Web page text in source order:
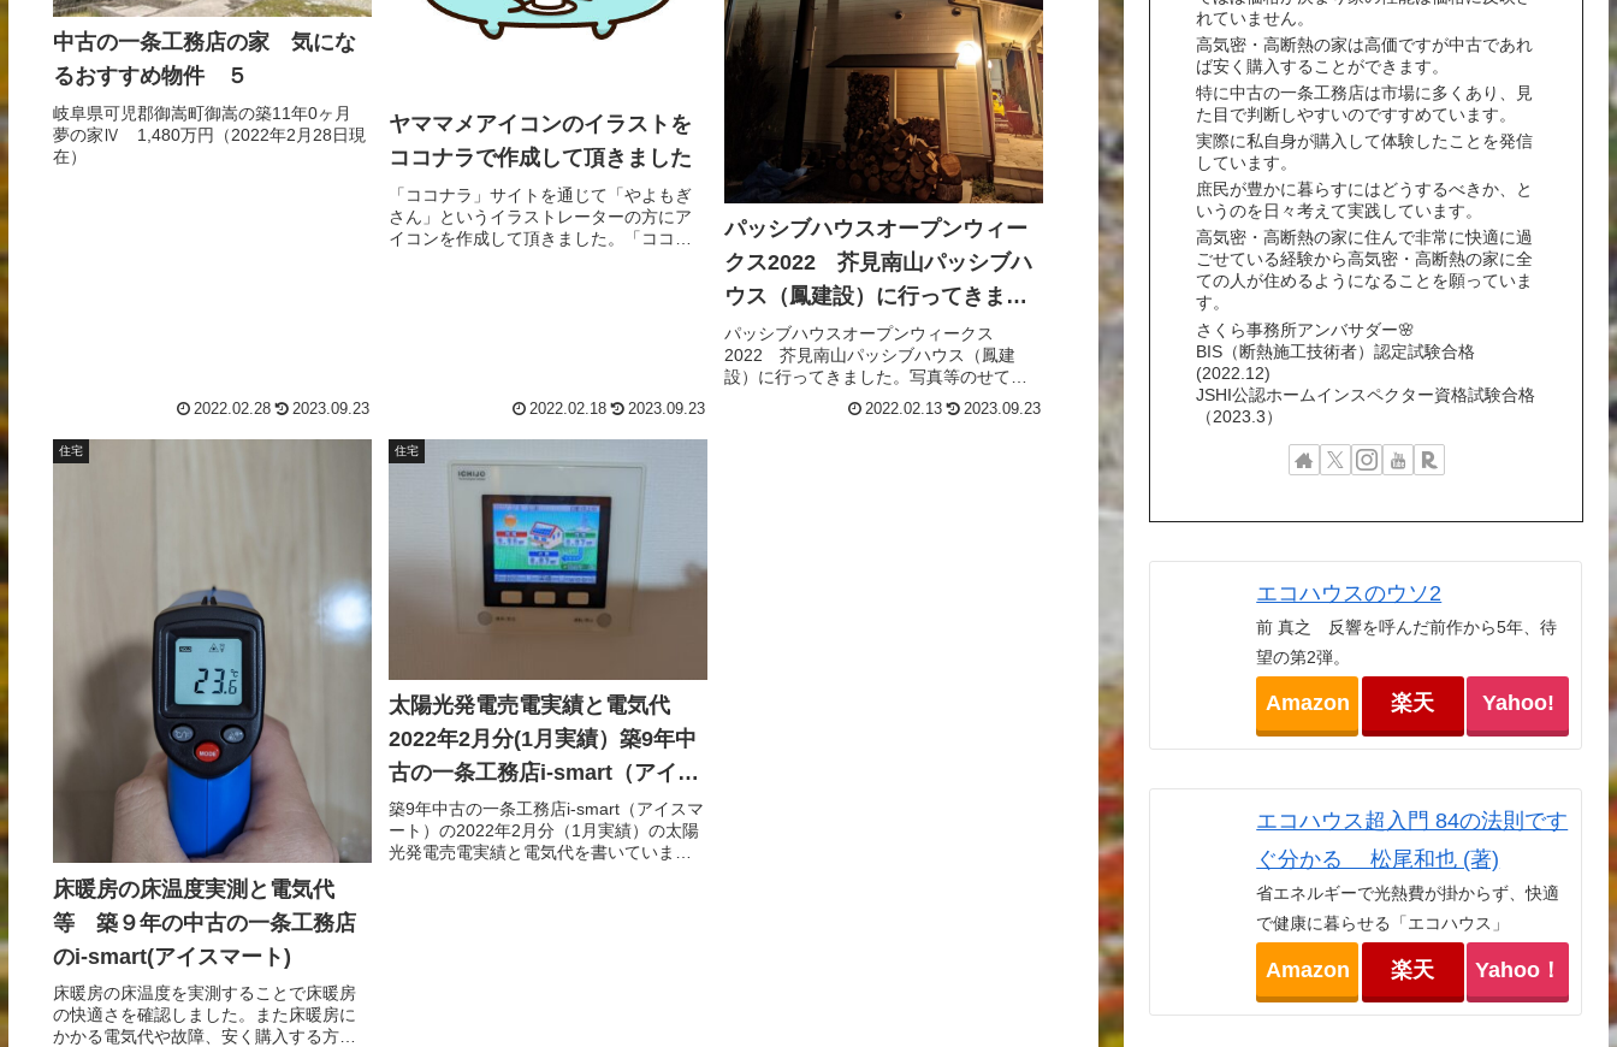
中古の一条工務店の家 気にな
るおすすめ物件 ５
岐阜県可児郡御嵩町御嵩の築11年0ヶ月
夢の家Ⅳ 1,480万円（2022年2月28日現
在）
2022.02.28 2023.09.23
ヤママメアイコンのイラストを
ココナラで作成して頂きました
「ココナラ」サイトを通じて「やよもぎ
さん」というイラストレーターの方にア
イコンを作成して頂きました。「ココナ
2022.02.18 2023.09.23
パッシブハウスオープンウィー
クス2022 芥見南山パッシブハ
ウス（鳳建設）に行ってきまし
た
パッシブハウスオープンウィークス
2022 芥見南山パッシブハウス（鳳建
設）に行ってきました。写真等のせてい
2022.02.13 2023.09.23
住宅
床暖房の床温度実測と電気代
等 築９年の中古の一条工務店
のi-smart(アイスマート)
床暖房の床温度を実測することで床暖房
の快適さを確認しました。また床暖房に
かかる電気代や故障、安く購入する方法
住宅
太陽光発電売電実績と電気代
2022年2月分(1月実績）築9年中
古の一条工務店i-smart（アイス
マート）
築9年中古の一条工務店i-smart（アイスマ
ート）の2022年2月分（1月実績）の太陽
光発電売電実績と電気代を書いていま
れていません。
高気密・高断熱の家は高価ですが中古であれ
ば安く購入することができます。
特に中古の一条工務店は市場に多くあり、見
た目で判断しやすいのですすめています。
実際に私自身が購入して体験したことを発信
しています。
庶民が豊かに暮らすにはどうするべきか、と
いうのを日々考えて実践しています。
高気密・高断熱の家に住んで非常に快適に過
ごせている経験から高気密・高断熱の家に全
ての人が住めるようになることを願っていま
す。
さくら事務所アンバサダー🌸
BIS（断熱施工技術者）認定試験合格
(2022.12)
JSHI公認ホームインスペクター資格試験合格
（2023.3）
エコハウスのウソ2
前 真之 反響を呼んだ前作から5年、待
望の第2弾。
Amazon 楽天 Yahoo!
エコハウス超入門 84の法則です
ぐ分かる 松尾和也 (著)
省エネルギーで光熱費が掛からず、快適
で健康に暮らせる「エコハウス」
Amazon 楽天 Yahoo！